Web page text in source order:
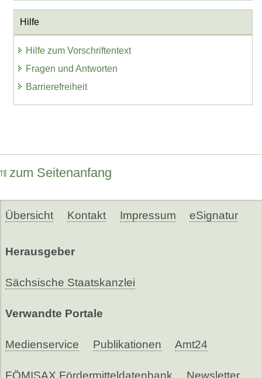
Hilfe
Hilfe zum Vorschriftentext
Fragen und Antworten
Barrierefreiheit
zum Seitenanfang
Übersicht Kontakt Impressum eSignatur
Herausgeber
Sächsische Staatskanzlei
Verwandte Portale
Medienservice Publikationen Amt24
FÖMISAX Fördermitteldatenbank Newsletter